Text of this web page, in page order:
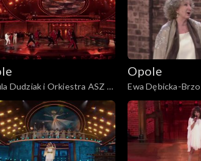
Opole 2024 – występy
Trzcińskiego”
tęsknoty –
Wojciecha
Dudziak i Orkiestra ASZ –
62. KFPP: „Małe
– koncert pamięci
Trzcińskiego”
Opole
Ewa Dębicka-
robić w taką noc”.
tęsknoty – koncert
Wojciecha